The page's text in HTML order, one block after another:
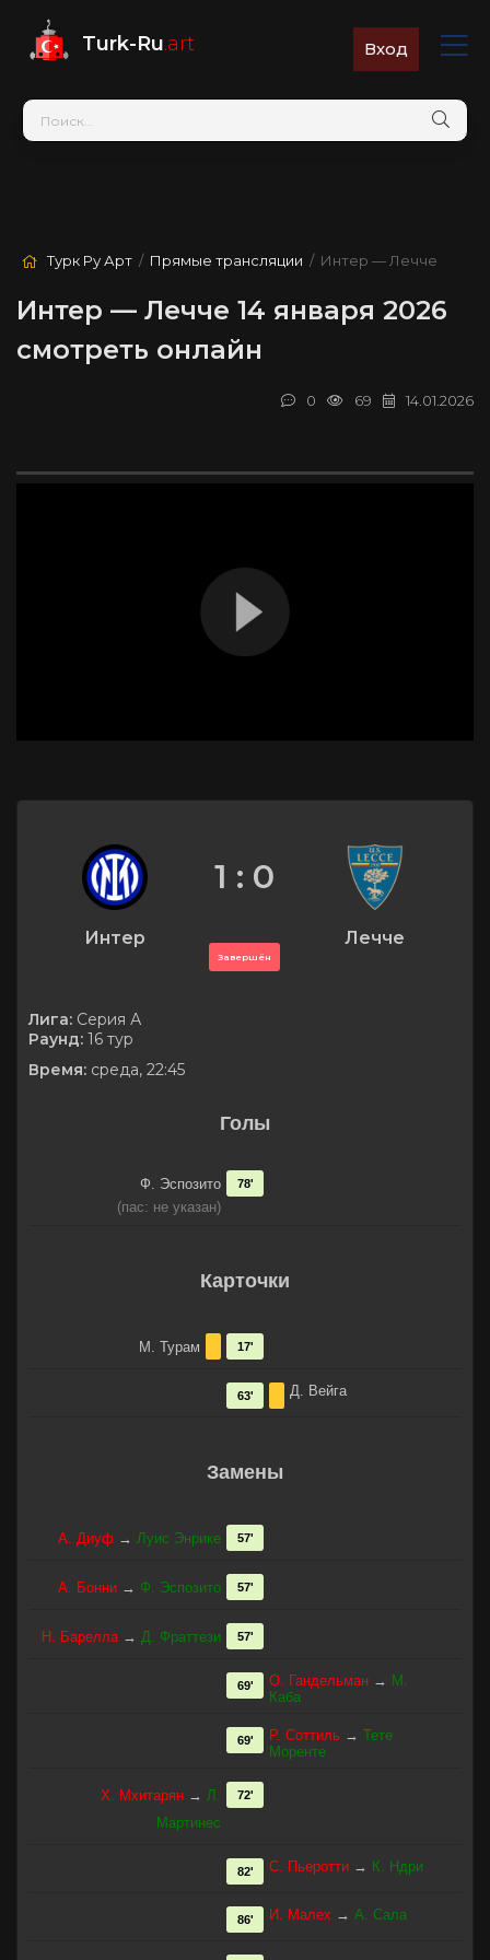
Turk-Ru.art Вход
Турк Ру Арт / Прямые трансляции / Интер — Лечче
Интер — Лечче 14 января 2026
смотреть онлайн
14.01.2026
69
0
Интер
1 : 0
Завершён
Лечче
Лига: Серия А
Раунд: 16 тур
Время: среда, 22:45
Голы
Ф. Эспозито
(пас: не указан)
78'
Карточки
М. Турам 17'
Д. Вейга
63'
Замены
А. Диуф → Луис Энрике 57'
А. Бонни → Ф. Эспозито 57'
Н. Барелла→ Д. Фраттези 57'
О. Гандельман → М.
Каба
69'
Р. Соттиль → Тете
Моренте
69'
Х. Мхитарян → Л.
Мартинес
72'
С. Пьеротти → К. Ндри
82'
И. Малех → А. Сала
86'